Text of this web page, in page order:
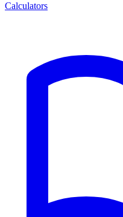
Calculators